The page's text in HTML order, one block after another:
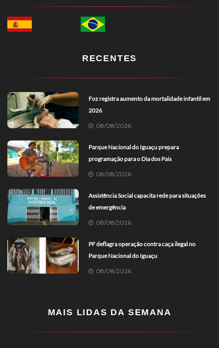
RECENTES
Foz registra aumento da mortalidade infantil em
2026
08/08/2026
Parque Nacional do Iguaçu prepara
programação para o Dia dos Pais
08/08/2026
Assistência Social capacita rede para situações
de emergência
08/08/2026
PF deflagra operação contra caça ilegal no
Parque Nacional do Iguaçu
08/08/2026
MAIS LIDAS DA SEMANA